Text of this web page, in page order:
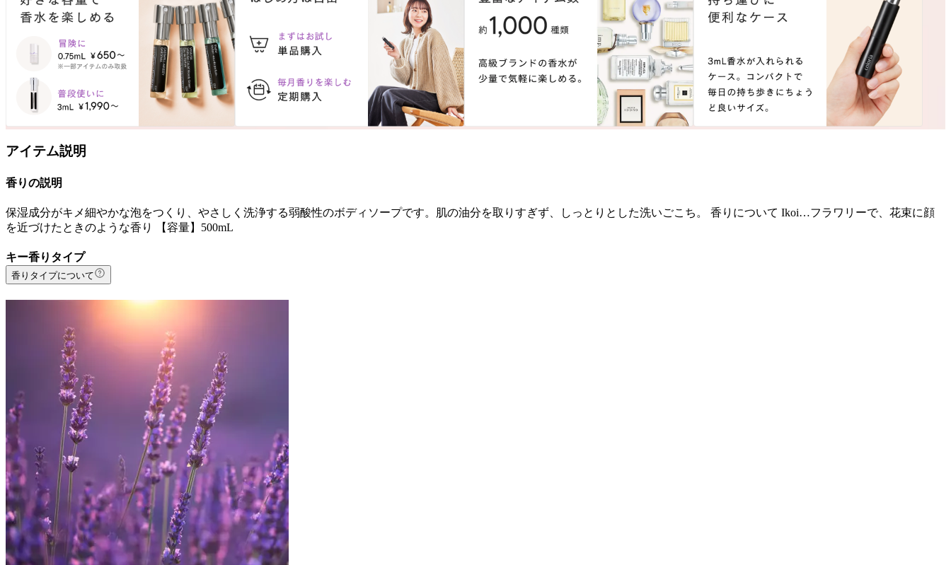
アイテム説明
香りの説明
保湿成分がキメ細やかな泡をつくり、やさしく洗浄する弱酸性のボディソープです。肌の油分を取りすぎず、しっとりとした洗いごこち。 香りについて Ikoi…フラワリーで、花束に顔
を近づけたときのような香り 【容量】500mL
キー香りタイプ
香りタイプについて